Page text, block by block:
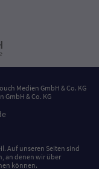
Medien GmbH & Co. KG
& Co. KG
Auf unseren Seiten sind
an denen wir über
können.